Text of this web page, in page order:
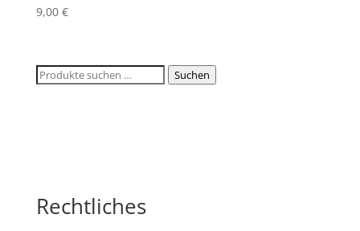
9,00 €
Suchen
Suchen
Rechtliches